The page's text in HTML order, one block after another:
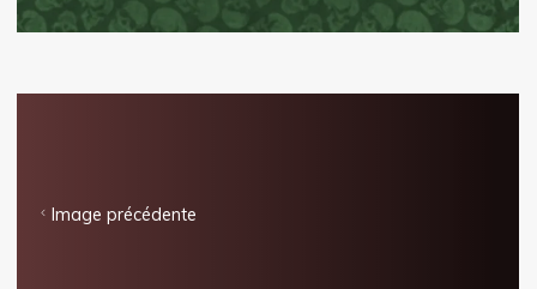
Image précédente